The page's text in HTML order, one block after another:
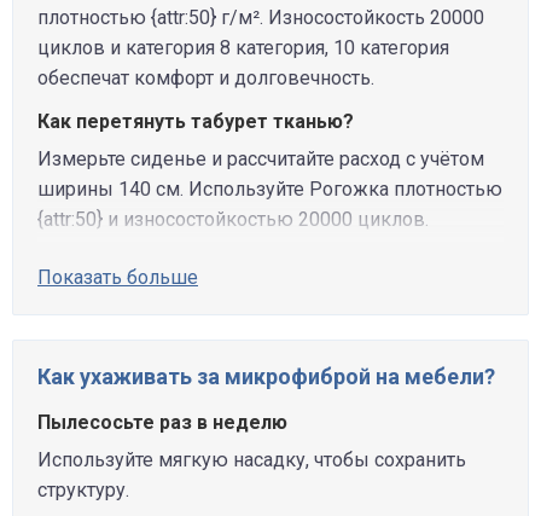
плотностью {attr:50} г/м². Износостойкость 20000
циклов и категория 8 категория, 10 категория
обеспечат комфорт и долговечность.
Как перетянуть табурет тканью?
Измерьте сиденье и рассчитайте расход с учётом
ширины 140 см. Используйте Рогожка плотностью
{attr:50} и износостойкостью 20000 циклов.
Показать больше
Как ухаживать за микрофиброй на мебели?
Пылесосьте раз в неделю
Используйте мягкую насадку, чтобы сохранить
структуру.